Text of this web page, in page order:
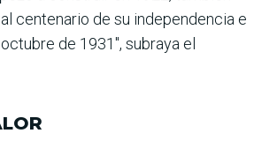
centenario de su independencia e
de 1931″, subraya el